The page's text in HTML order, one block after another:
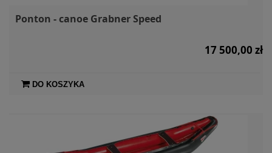
Ponton - canoe Grabner Speed
17 500,00 zł
DO KOSZYKA